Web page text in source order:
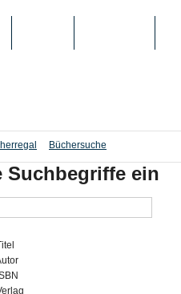
Büchersuche
Suchbegriffe ein